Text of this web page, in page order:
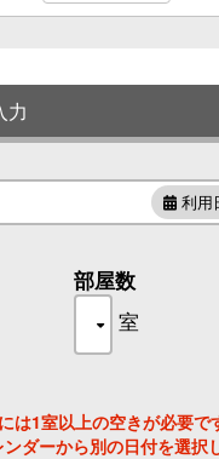
力
利用
部屋数
室
は1室以上の空きが必要で
ダーから別の日付を選択